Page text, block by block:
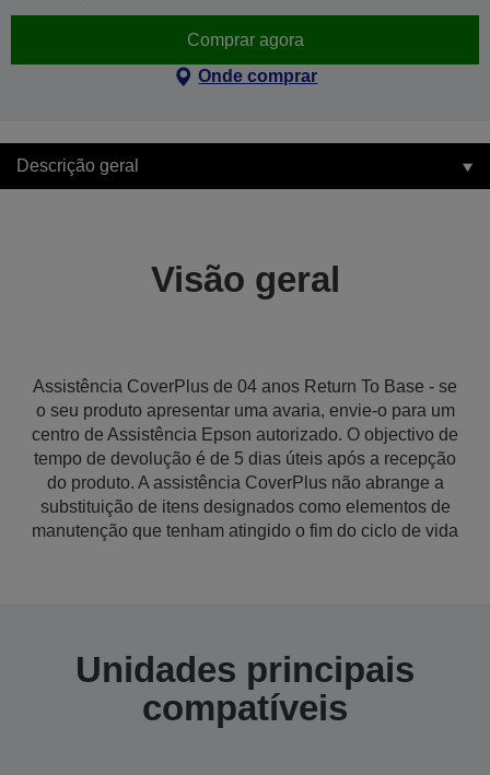
Comprar agora
Onde comprar
Descrição geral
Visão geral
Assistência CoverPlus de 04 anos Return To Base - se
o seu produto apresentar uma avaria, envie-o para um
centro de Assistência Epson autorizado. O objectivo de
tempo de devolução é de 5 dias úteis após a recepção
do produto. A assistência CoverPlus não abrange a
substituição de itens designados como elementos de
manutenção que tenham atingido o fim do ciclo de vida
Unidades principais
compatíveis